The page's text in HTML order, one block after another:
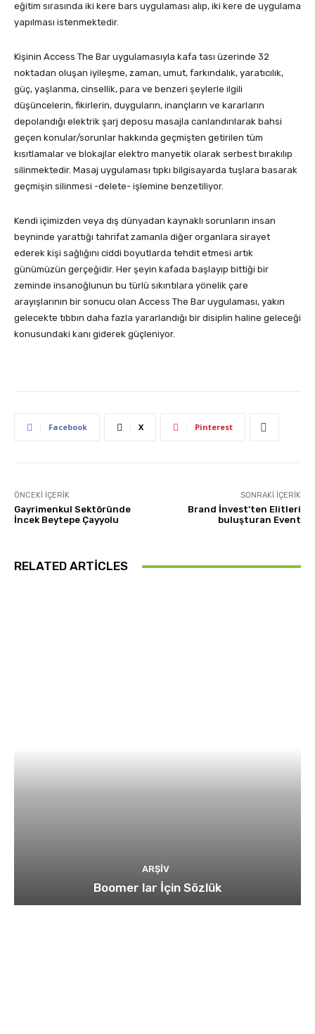
eğitim sırasında iki kere bars uygulaması alıp, iki kere de uygulama
yapılması istenmektedir.
Kişinin Access The Bar uygulamasıyla kafa tası üzerinde 32
noktadan oluşan iyileşme, zaman, umut, farkındalık, yaratıcılık,
güç, yaşlanma, cinsellik, para ve benzeri şeylerle ilgili
düşüncelerin, fikirlerin, duyguların, inançların ve kararların
depolandığı elektrik şarj deposu masajla canlandırılarak bahsi
geçen konular/sorunlar hakkında geçmişten getirilen tüm
kısıtlamalar ve blokajlar elektro manyetik olarak serbest bırakılıp
silinmektedir. Masaj uygulaması tıpkı bilgisayarda tuşlara basarak
geçmişin silinmesi -delete- işlemine benzetiliyor.
Kendi içimizden veya dış dünyadan kaynaklı sorunların insan
beyninde yarattığı tahrifat zamanla diğer organlara sirayet
ederek kişi sağlığını ciddi boyutlarda tehdit etmesi artık
günümüzün gerçeğidir. Her şeyin kafada başlayıp bittiği bir
zeminde insanoğlunun bu türlü sıkıntılara yönelik çare
arayışlarının bir sonucu olan Access The Bar uygulaması, yakın
gelecekte tıbbın daha fazla yararlandığı bir disiplin haline geleceği
konusundaki kanı giderek güçleniyor.
Facebook X Pinterest
ÖNCEKI İÇERIK
Gayrimenkul Sektöründe
İncek Beytepe Çayyolu
SONRAKI İÇERIK
Brand İnvest’ten Elitleri
buluşturan Event
RELATED ARTICLES
ARŞIV
Boomer lar İçin Sözlük